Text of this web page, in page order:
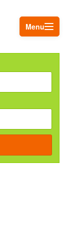
Menu